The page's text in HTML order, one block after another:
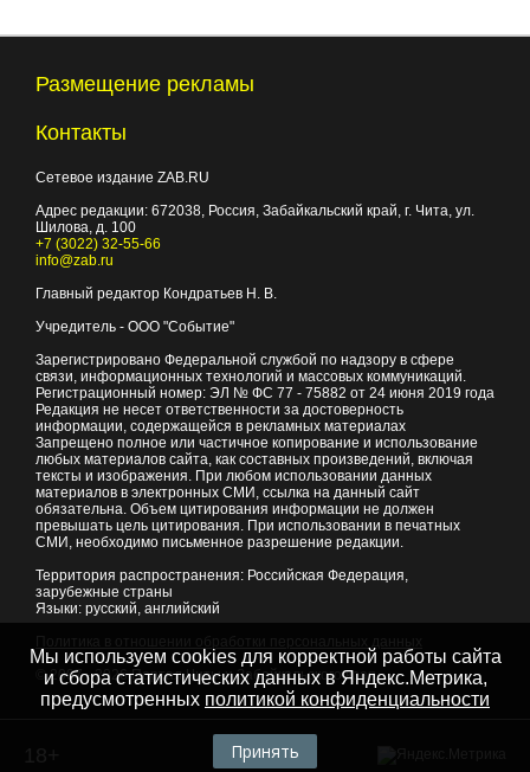
Размещение рекламы
Контакты
Сетевое издание ZAB.RU
Адрес редакции: 672038 , Россия, Забайкальский край, г. Чита ул.
Шилова, д. 100
+7 (3022) 32-55-66
info@zab.ru
Главный редактор Кондратьев Н. В.
Учредитель - ООО "Событие"
Зарегистрировано Федеральной службой по надзору в сфере
связи, информационных технологий и массовых коммуникаций.
Регистрационный номер: ЭЛ № ФС 77 - 75882 от 24 июня 2019 года
Редакция не несет ответственности за достоверность
информации, содержащейся в рекламных материалах
Запрещено полное или частичное копирование и использование
любых материалов сайта, как составных произведений, включая
тексты и изображения. При любом использовании данных
материалов в электронных СМИ, ссылка на данный сайт
обязательна. Объем цитирования информации не должен
превышать цель цитирования. При использовании в печатных
СМИ, необходимо письменное разрешение редакции.
Территория распространения: Российская Федерация,
зарубежные страны
Языки: русский, английский
© 2007 - 2026Портал Читы и Забайкальского края
Мы используем cookies для корректной работы сайта
и сбора статистических данных в Яндекс.Метрика,
предусмотренных политикой конфиденциальности
Принять